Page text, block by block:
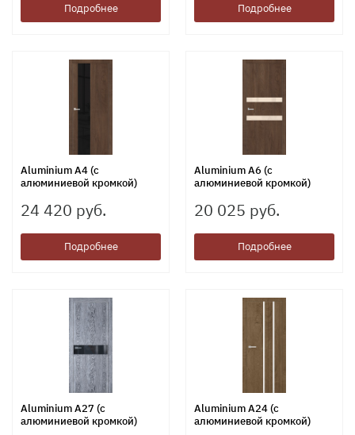
Подробнее Подробнее
Aluminium А4 (с
алюминиевой кромкой)
24 420 руб.
Подробнее
Aluminium А6 (с
алюминиевой кромкой)
20 025 руб.
Подробнее
Aluminium А27 (с
алюминиевой кромкой)
Aluminium А24 (с
алюминиевой кромкой)